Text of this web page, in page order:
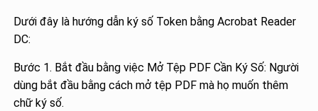
Dưới đây là hướng dẫn ký số Token bằng Acrobat Reader
DC:
Bước 1. Bắt đầu bằng việc Mở Tệp PDF Cần Ký Số: Người
dùng bắt đầu bằng cách mở tệp PDF mà họ muốn thêm
chữ ký số.